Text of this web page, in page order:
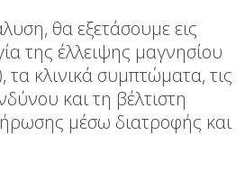
θα εξετάσουμε εις
της έλλειψης μαγνησίου
τα κλινικά συμπτώματα, τις
και τη βέλτιστη
μέσω διατροφής και